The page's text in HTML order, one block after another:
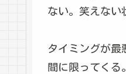
ない。笑えない
タイミングが
間に限ってくる